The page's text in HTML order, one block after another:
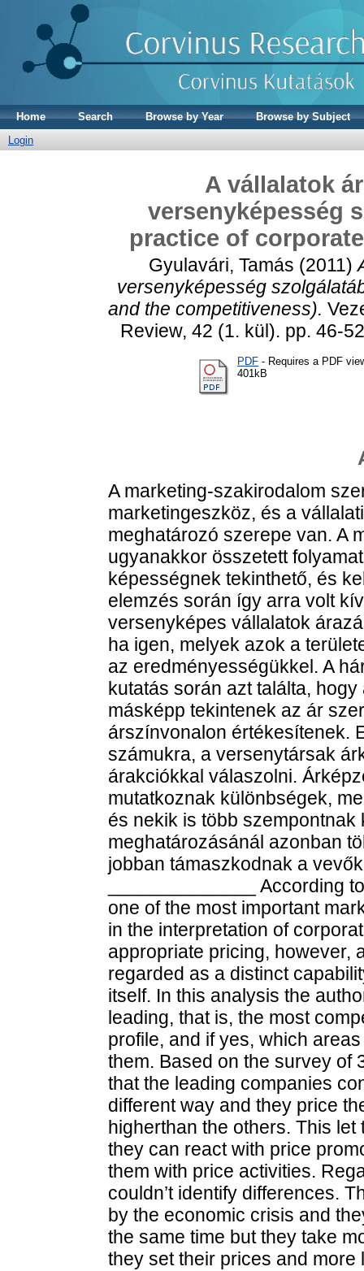
Home Search Browse by Year
Browse by Subject
Login
A vállalatok
versenyképesség
practice of
Gyulavári, Tamás (2011)
versenyképesség
and the competitiveness).
Review, 42 (1. kül). pp. 46-
PDF - Requires a PDF
401kB
A marketing-szakirodalom
marketingeszköz, és a
meghatározó szerepe van. A
ugyanakkor összetett
képességnek tekinthető, és
elemzés során így arra volt
versenyképes vállalatok
ha igen, melyek azok a
az eredményességükkel. A
kutatás során azt találta,
másképp tekintenek az ár
árszínvonalon értékesítenek.
számukra, a versenytársak
árakciókkal válaszolni.
mutatkoznak különbségek,
és nekik is több
meghatározásánál azonban
jobban támaszkodnak a
______________ According
one of the most important
in the interpretation of
appropriate pricing, however,
regarded as a distinct
itself. In this analysis the
leading, that is, the most
profile, and if yes, which
them. Based on the survey of
that the leading companies
different way and they price
higherthan the others. This
they can react with price
them with price activities.
couldn’t identify differences.
by the economic crisis and
the same time but they take
they set their prices and